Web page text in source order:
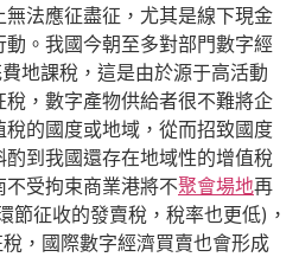
法應征盡征，尤其是線下現金
。我國今朝至多對部門數字經
地課稅，這是由於源于高活動
，數字產物供給者很不難將企
的國度或地域，從而招致國度
到我國還存在地域性的增值稅
受拘束商業港將不聚會場地再
節征收的發賣稅，稅率也更低)，
，國際數字經濟買賣也會形成